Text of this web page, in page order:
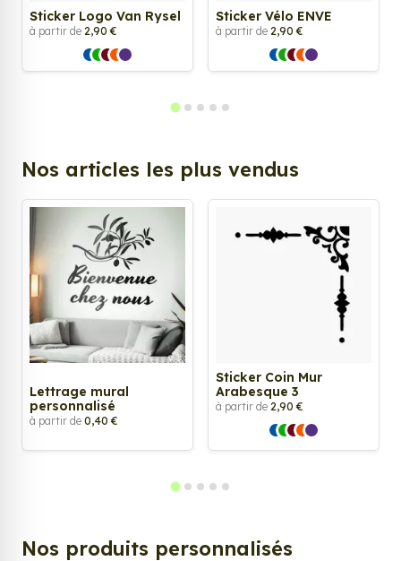
Sticker Logo Van Rysel
à partir de 2,90 €
Sticker Vélo ENVE
à partir de 2,90 €
Nos articles les plus vendus
Lettrage mural
personnalisé
à partir de 0,40 €
Sticker Coin Mur
Arabesque 3
à partir de 2,90 €
Nos produits personnalisés